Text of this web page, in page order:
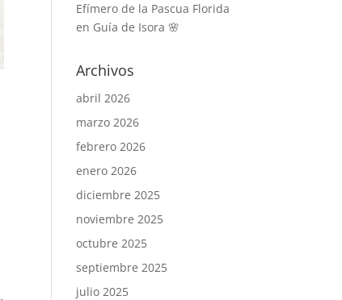
Efímero de la Pascua Florida
en Guía de Isora 🌸
Archivos
abril 2026
marzo 2026
febrero 2026
enero 2026
diciembre 2025
noviembre 2025
octubre 2025
septiembre 2025
julio 2025